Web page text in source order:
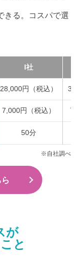
きる。コスパで選
I社
28,000円（税込）
7,000円（税込）
50分
※自社調べ
が
と